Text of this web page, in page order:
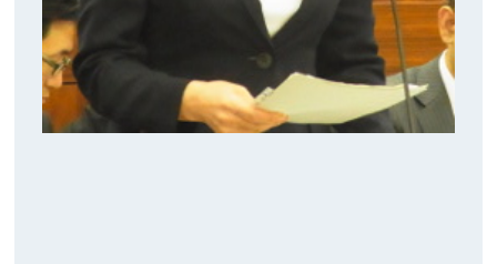
・アンフィニ
・自民党女性局機関誌りぶる
後援会入会のお願い